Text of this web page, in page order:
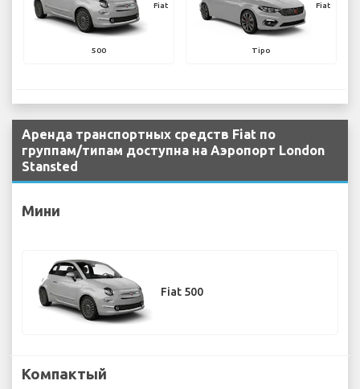
Fiat
500
Fiat
Tipo
Аренда транспортных средств Fiat по
группам/типам доступна на Аэропорт London
Stansted
Мини
Fiat 500
Компактый